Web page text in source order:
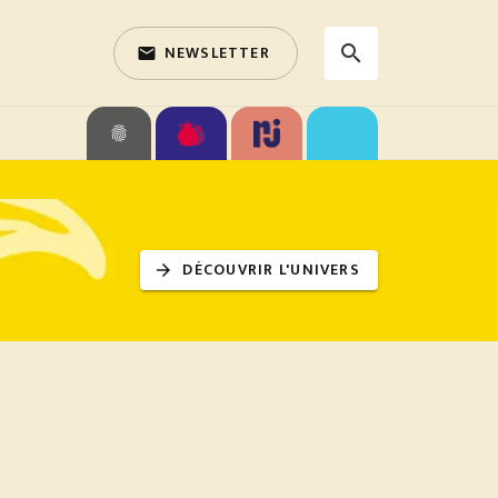
email NEWSLETTER search
fingerprint
search
arrow_forward DÉCOUVRIR L'UNIVERS